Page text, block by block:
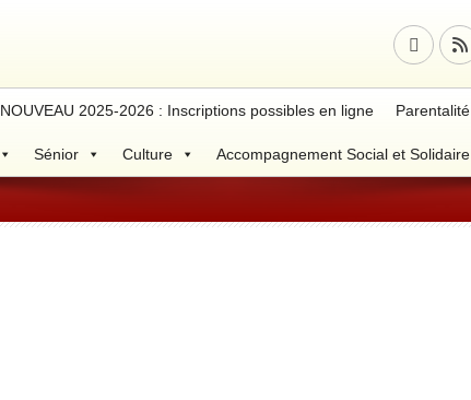
NOUVEAU 2025-2026 : Inscriptions possibles en ligne Parentalité
Sénior Culture Accompagnement Social et Solidaire